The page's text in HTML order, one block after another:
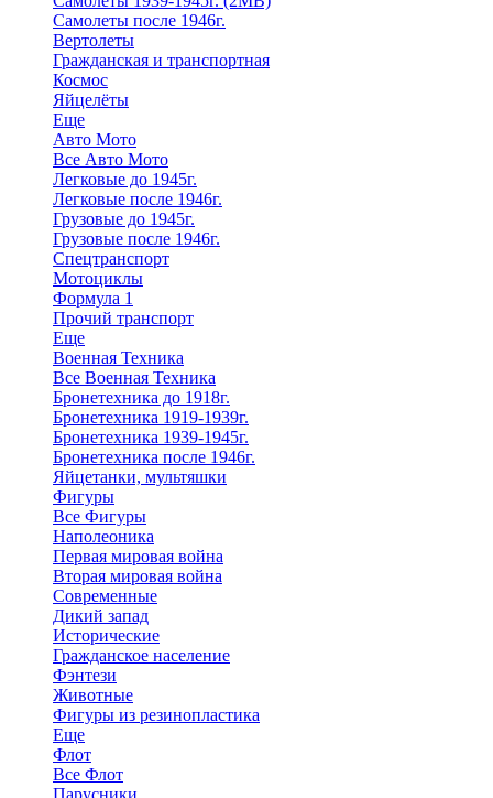
Самолеты после 1946г.
Вертолеты
Гражданская и транспортная
Космос
Яйцелёты
Еще
Авто Мото
Все Авто Мото
Легковые до 1945г.
Легковые после 1946г.
Грузовые до 1945г.
Грузовые после 1946г.
Спецтранспорт
Мотоциклы
Формула 1
Прочий транспорт
Еще
Военная Техника
Все Военная Техника
Бронетехника до 1918г.
Бронетехника 1919-1939г.
Бронетехника 1939-1945г.
Бронетехника после 1946г.
Яйцетанки, мультяшки
Фигуры
Все Фигуры
Наполеоника
Первая мировая война
Вторая мировая война
Современные
Дикий запад
Исторические
Гражданское население
Фэнтези
Животные
Фигуры из резинопластика
Еще
Флот
Все Флот
Парусники